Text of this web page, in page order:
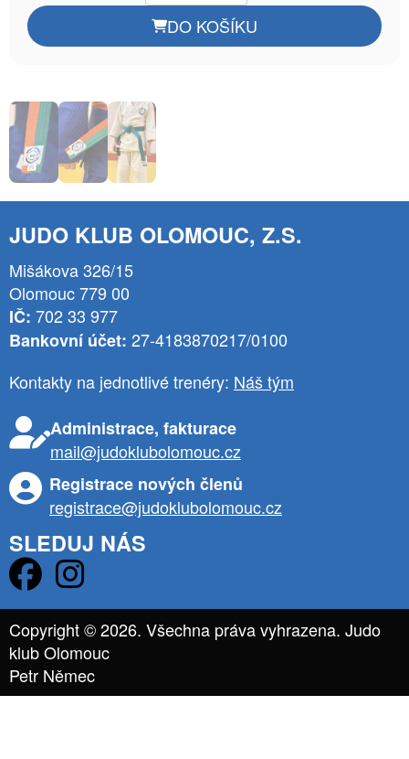
DO KOŠÍKU
JUDO KLUB OLOMOUC, Z.S.
Mišákova 326/15
Olomouc 779 00
IČ: 702 33 977
Bankovní účet: 27-4183870217/0100
Kontakty na jednotlivé trenéry: Náš tým
Administrace, fakturace
mail@judoklubolomouc.cz
Registrace nových členů
registrace@judoklubolomouc.cz
SLEDUJ NÁS
Copyright © 2026. Všechna práva vyhrazena. Judo
klub Olomouc
Petr Němec